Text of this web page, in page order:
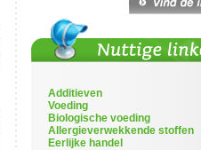
Additieven
Voeding
Biologische voeding
Allergieverwekkende stoffen
Eerlijke handel